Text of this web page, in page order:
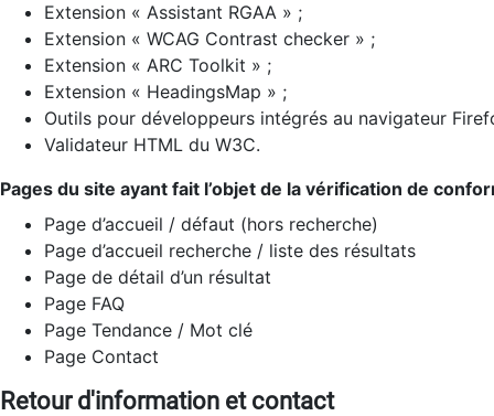
Extension « Assistant RGAA » ;
Extension « WCAG Contrast checker » ;
Extension « ARC Toolkit » ;
Extension « HeadingsMap » ;
Outils pour développeurs intégrés au navigateur
Validateur HTML du W3C.
Pages du site ayant fait l’objet de la vérification de
Page d’accueil / défaut (hors recherche)
Page d’accueil recherche / liste des résultats
Page de détail d’un résultat
Page FAQ
Page Tendance / Mot clé
Page Contact
Retour d'information et contact